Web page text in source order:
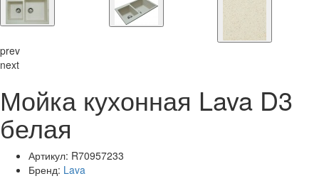
prev
next
Мойка кухонная Lava D3
белая
Артикул: R70957233
Бренд: Lava